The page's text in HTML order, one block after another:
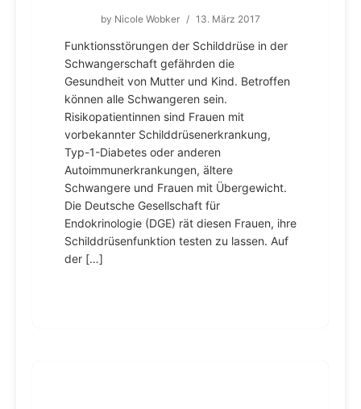
by Nicole Wobker / 13. März 2017
Funktionsstörungen der Schilddrüse in der
Schwangerschaft gefährden die
Gesundheit von Mutter und Kind. Be­troffen
können alle Schwangeren sein.
Risikopatientinnen sind Frauen mit
vorbekannter Schilddrüsenerkrankung,
Typ-1-Diabetes oder anderen
Autoimmunerkrankungen, ältere
Schwangere und Frauen mit Überge­wicht.
Die Deutsche Gesellschaft für
Endokrinologie (DGE) rät diesen Frauen, ihre
Schilddrüsenfunktion testen zu lassen. Auf
der […]